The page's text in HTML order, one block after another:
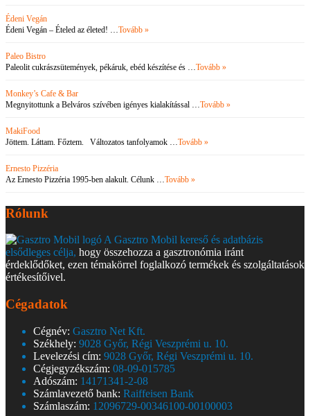
Édeni Vegán
Édeni Vegán – Ételed az életed! …Tovább »
Paleo Bistro
Paleolit cukrászsütemények, pékáruk, ebéd készítése és …Tovább »
Monkey’s Cafe & Bar
Megnyitottunk a Belváros szívében igényes kialakítással …Tovább »
MakiFood
Jöttem. Láttam. Főztem. Változatos tanfolyamok …Tovább »
Ernesto Pizzéria
Az Ernesto Pizzéria 1995-ben alakult. Célunk …Tovább »
Rólunk
A Gasztro Mobil kereső és adatbázis
elsődleges célja, hogy összehozza a gasztronómia iránt
érdeklődőket, ezen témakörrel foglalkozó termékek és szolgáltatások
értékesítőivel.
Cégadatok
Cégnév: Gasztro Net Kft.
Székhely: 9028 Győr, Régi Veszprémi u. 10.
Levelezési cím: 9028 Győr, Régi Veszprémi u. 10.
Cégjegyzékszám: 08-09-015785
Adószám: 14171341-2-08
Számlavezető bank: Raiffeisen Bank
Számlaszám: 12096729-00346100-00100003